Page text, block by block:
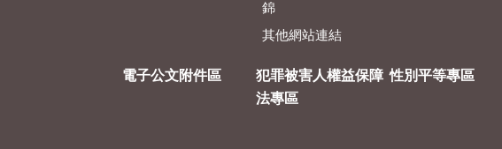
錦
其他網站連結
電子公文附件區
犯罪被害人權益保障
法專區
性別平等專區